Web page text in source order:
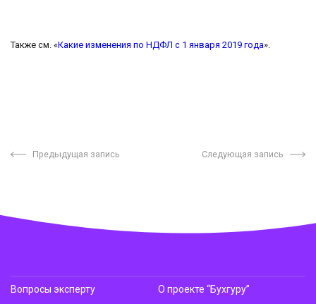
Также см. «Какие изменения по НДФЛ с 1 января 2019 года».
Предыдущая запись Следующая запись
Вопросы эксперту
О проекте “Бухгуру”